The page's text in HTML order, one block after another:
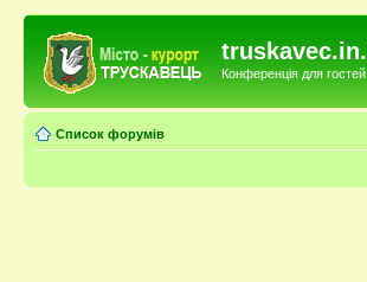
Конференція для
Список форумів